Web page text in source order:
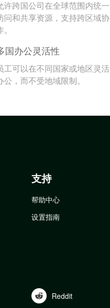
许跨国公司在全球范围内统一
问和共享资源，支持跨区域协
国办公灵活性
工可以在不同国家或地区灵活
公，而不受地域限制。
支持
帮助中心
设置指南
Reddit